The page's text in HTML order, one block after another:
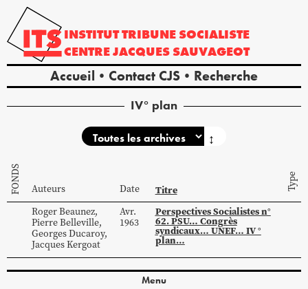
INSTITUTTRIBUNE SOCIALISTE
CENTREJACQUES SAUVAGEOT
Accueil Contact CJS Recherche
IV° plan
↕
FONDS Auteurs Date Titre Type
RogerBeaunez,
PierreBelleville,
GeorgesDucaroy,
JacquesKergoat
Avr.
1963
Perspectives Socialistes n°
62. PSU… Congrès
syndicaux… UNEF… IV °
plan…
Menu